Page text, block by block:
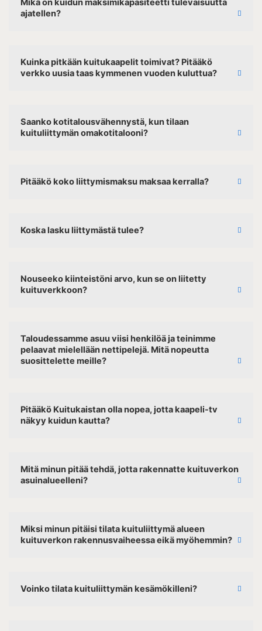
ajatellen?
Kuinka pitkään kuitukaapelit toimivat? Pitääkö
verkko uusia taas kymmenen vuoden kuluttua?
Saanko kotitalousvähennystä, kun tilaan
kuituliittymän omakotitalooni?
Pitääkö koko liittymismaksu maksaa kerralla?
Koska lasku liittymästä tulee?
Nouseeko kiinteistöni arvo, kun se on liitetty
kuituverkkoon?
Taloudessamme asuu viisi henkilöä ja teinimme
pelaavat mielellään nettipelejä. Mitä nopeutta
suosittelette meille?
Pitääkö Kuitukaistan olla nopea, jotta kaapeli-tv
näkyy kuidun kautta?
Mitä minun pitää tehdä, jotta rakennatte kuituverkon
asuinalueelleni?
Miksi minun pitäisi tilata kuituliittymä alueen
kuituverkon rakennusvaiheessa eikä myöhemmin?
Voinko tilata kuituliittymän kesämökilleni?